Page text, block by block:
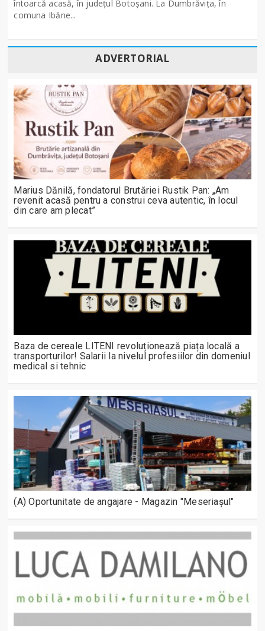
întoarcă acasă, în județul Botoșani. La Dumbrăvița, în
comuna Ibăne...
ADVERTORIAL
Marius Dănilă, fondatorul Brutăriei Rustik Pan: „Am
revenit acasă pentru a construi ceva autentic, în locul
din care am plecat”
Baza de cereale LITENI revoluționează piața locală a
transporturilor! Salarii la nivelul profesiilor din domeniul
medical si tehnic
(A) Oportunitate de angajare - Magazin "Meseriașul"